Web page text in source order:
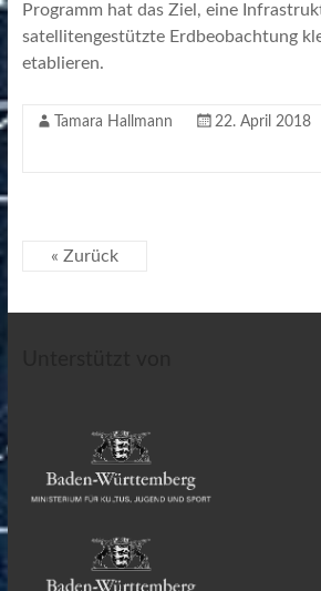
Programm hat das Ziel, eine
satellitengestützte Erdbeobachtung
etablieren.
Tamara Hallmann 22. April 2018
« Zurück